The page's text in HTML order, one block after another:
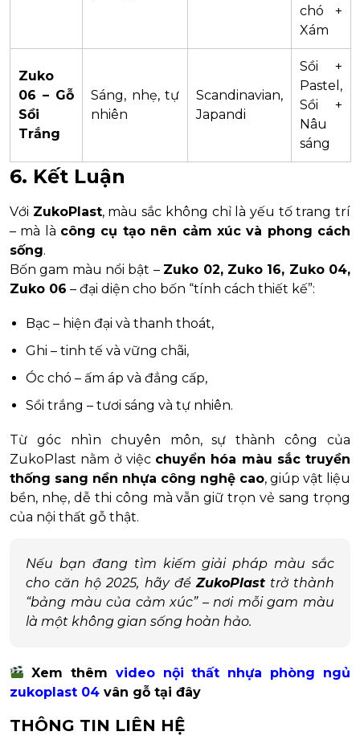
chó +
Xám
Zuko
06 – Gỗ
Sồi
Trắng
Sáng, nhẹ, tự
nhiên
Scandinavian,
Japandi
Sồi +
Pastel,
Sồi +
Nâu
sáng
6. Kết Luận
Với ZukoPlast, màu sắc không chỉ là yếu tố trang trí
– mà là công cụ tạo nên cảm xúc và phong cách
sống.
Bốn gam màu nổi bật – Zuko 02, Zuko 16, Zuko 04,
Zuko 06 – đại diện cho bốn “tính cách thiết kế”:
Bạc – hiện đại và thanh thoát,
Ghi – tinh tế và vững chãi,
Óc chó – ấm áp và đẳng cấp,
Sồi trắng – tươi sáng và tự nhiên.
Từ góc nhìn chuyên môn, sự thành công của
ZukoPlast nằm ở việc chuyển hóa màu sắc truyền
thống sang nền nhựa công nghệ cao, giúp vật liệu
bền, nhẹ, dễ thi công mà vẫn giữ trọn vẻ sang trọng
của nội thất gỗ thật.
Nếu bạn đang tìm kiếm giải pháp màu sắc
cho căn hộ 2025, hãy để ZukoPlasttrở thành
“bảng màu của cảm xúc” – nơi mỗi gam màu
là một không gian sống hoàn hảo.
Xem thêm video nội thất nhựa phòng ngủ
zukoplast 04 vân gỗ tại đây
THÔNG TIN LIÊN HỆ